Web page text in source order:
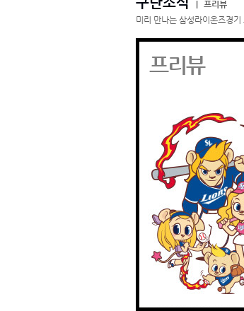
프리뷰
미리 만나는 삼성라이온즈경기
프리뷰